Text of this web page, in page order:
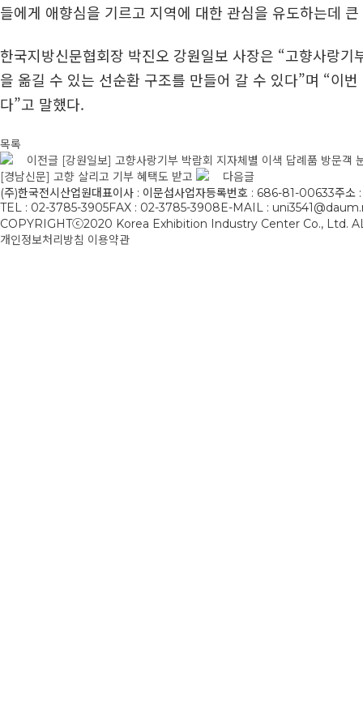
들에게 애향심을 기르고 지역에 대한 관심을 유도하는데
한국지방신문협회장 박진오 강원일보 사장은 “고향사랑
을 옮길 수 있는 선순환 구조를 만들어 갈 수 있다”며 “이
다”고 말했다.
목록
이전글 [강원일보] 고향사랑기부 박람회 지자체별 이색 답례품 방문객
[경남신문] 고향 살리고 기부 혜택도 받고
다음글
(주)한국전시산업원대표이사 : 이문섭사업자등록번호 : 686-81-00633주소
TEL : 02-3785-3905FAX : 02-3785-3908E-MAIL :
COPYRIGHTⓒ2020 Korea Exhibition Industry Center Co., Ltd.
개인정보처리방침 이용약관